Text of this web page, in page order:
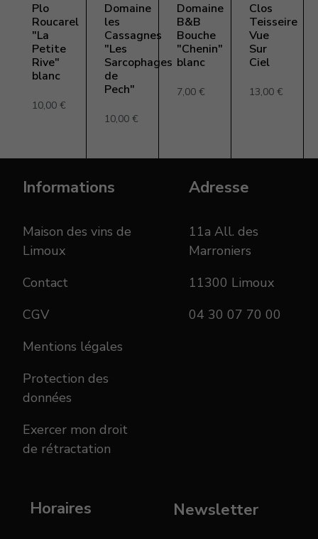
Plo
Roucarel
"La
Petite
Rive"
blanc
10,00 €
Domaine
les
Cassagnes
"Les
Sarcophages
de
Pech"
10,00 €
Domaine
B&B
Bouche
"Chenin"
blanc
7,00 €
Clos
Teisseire
Vue
Sur
Ciel
13,00 €
Informations
Maison des vins de
Limoux
Contact
CGV
Mentions légales
Protection des
données
Exercer mon droit
de rétractation
Adresse
11a All. des
Marroniers
11300 Limoux
04 30 07 70 00
Horaires Newsletter